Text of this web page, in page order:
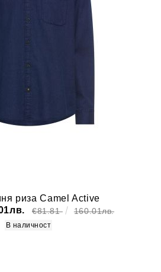
риза Camel Active
€81.81 160.01лв.
В наличност